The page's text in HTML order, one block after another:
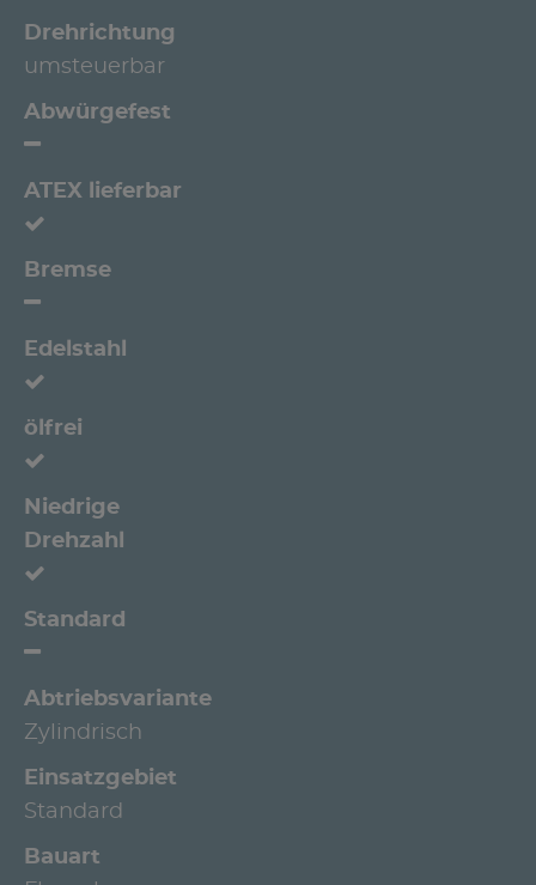
Drehrichtung
umsteuerbar
Abwürgefest
ATEX lieferbar
Bremse
Edelstahl
ölfrei
Niedrige
Drehzahl
Standard
Abtriebsvariante
Zylindrisch
Einsatzgebiet
Standard
Bauart